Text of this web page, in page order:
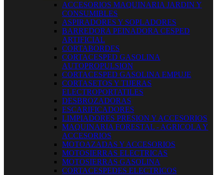
ACCESORIOS MAQUINARIA JARDIN Y
CONSUMIBLES
ASPIRADORES Y SOPLADORES
BARREDORA PEINADORA CESPED
ARTIFICIAL
CORTABORDES
CORTACESPED GASOLINA
AUTOPROPULSION
CORTACESPED GASOLINA EMPUJE
CORTASETOS Y TIJERAS
ELECTROPORTATILES
DESBROZADORAS
ESCARIFICADORES
LIMPIADORES PRESION Y ACCESORIOS
MAQUINARIA FORESTAL - AGRICOLA Y
ACCESORIOS
MOTOAZADAS Y ACCESORIOS
MOTOSIERRAS ELECTRICAS
MOTOSIERRAS GASOLINA
CORTACESPEDES ELECTRICOS